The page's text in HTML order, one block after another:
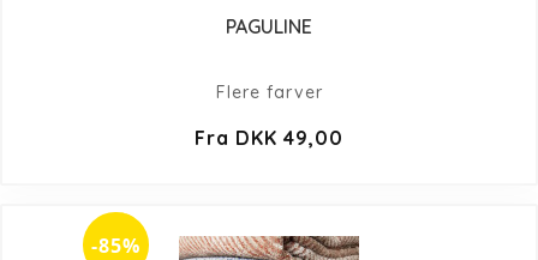
PAGULINE
Flere farver
Fra DKK 49,00
-85%